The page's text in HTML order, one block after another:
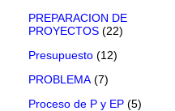
PREPARACION DE
PROYECTOS (22)
Presupuesto (12)
PROBLEMA (7)
Proceso de P y EP (5)